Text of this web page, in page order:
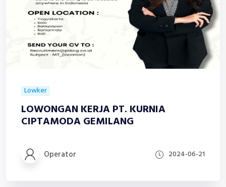
Lowker
LOWONGAN KERJA PT. KURNIA
CIPTAMODA GEMILANG
Operator 2024-06-21